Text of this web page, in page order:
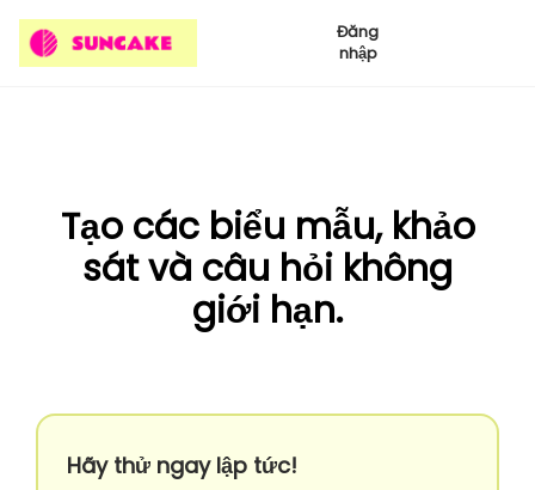
Đăng
nhập
Tạo các biểu mẫu, khảo
sát và câu hỏi không
giới hạn.
Hãy thử ngay lập tức!